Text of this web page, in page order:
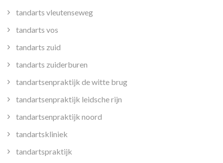
tandarts vleutenseweg
tandarts vos
tandarts zuid
tandarts zuiderburen
tandartsenpraktijk de witte brug
tandartsenpraktijk leidsche rijn
tandartsenpraktijk noord
tandartskliniek
tandartspraktijk